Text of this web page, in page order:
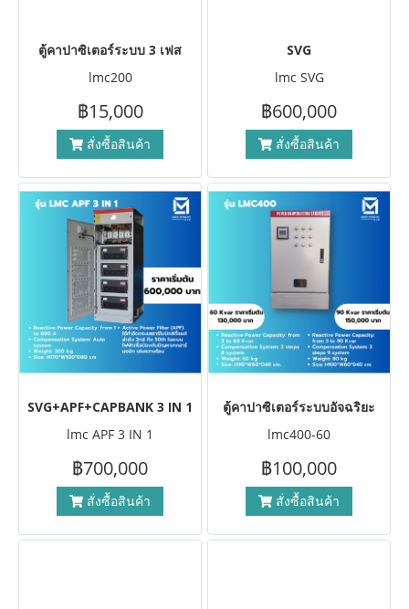
ตู้คาปาซิเตอร์ระบบ 3 เฟส
lmc200
฿15,000
สั่งซื้อสินค้า
SVG
lmc SVG
฿600,000
สั่งซื้อสินค้า
SVG+APF+CAPBANK 3 IN 1
lmc APF 3 IN 1
฿700,000
สั่งซื้อสินค้า
ตู้คาปาซิเตอร์ระบบอัจฉริยะ
lmc400-60
฿100,000
สั่งซื้อสินค้า